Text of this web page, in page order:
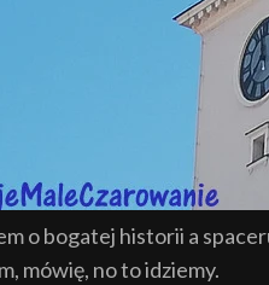
o bogatej historii a
mówię, no to idziemy.